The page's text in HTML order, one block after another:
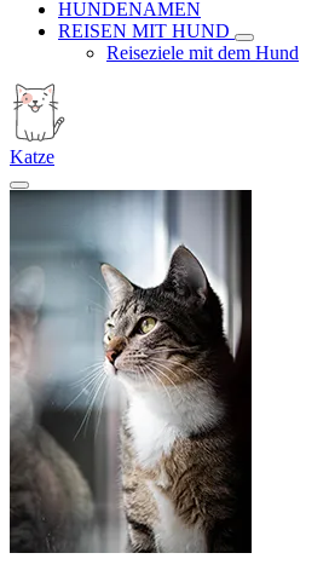
HUNDENAMEN
REISEN MIT HUND
Reiseziele mit dem Hund
Katze